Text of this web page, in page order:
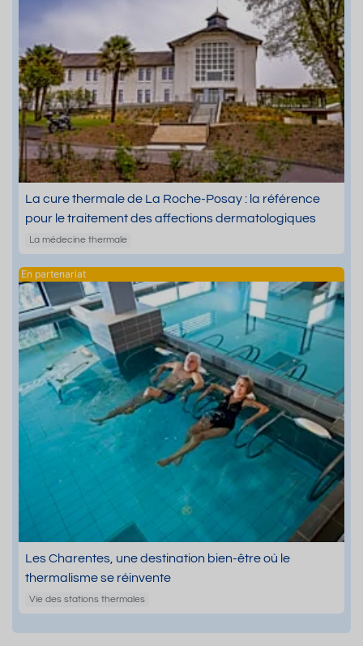
La cure thermale de La Roche-Posay : la référence
pour le traitement des affections dermatologiques
La médecine thermale
Les Charentes, une destination bien-être où le
thermalisme se réinvente
Vie des stations thermales